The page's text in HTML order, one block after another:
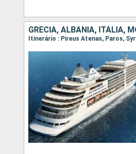
GRÉCIA, ALBÂNIA, ITÁLIA,